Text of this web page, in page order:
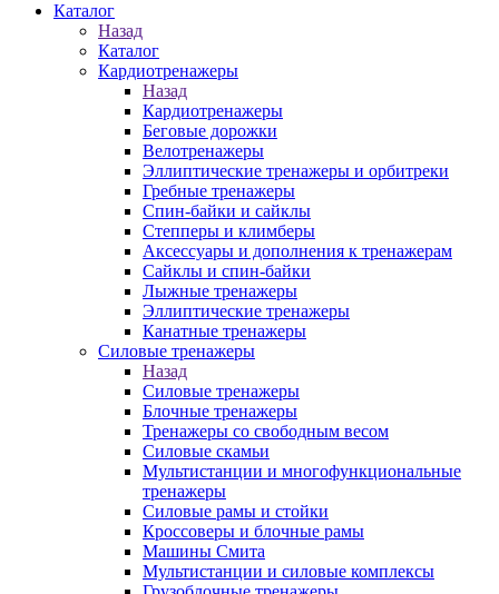
Каталог
Назад
Каталог
Кардиотренажеры
Назад
Кардиотренажеры
Беговые дорожки
Велотренажеры
Эллиптические тренажеры и орбитреки
Гребные тренажеры
Спин-байки и сайклы
Степперы и климберы
Аксессуары и дополнения к тренажерам
Сайклы и спин-байки
Лыжные тренажеры
Эллиптические тренажеры
Канатные тренажеры
Силовые тренажеры
Назад
Силовые тренажеры
Блочные тренажеры
Тренажеры со свободным весом
Силовые скамьи
Мультистанции и многофункциональные
тренажеры
Силовые рамы и стойки
Кроссоверы и блочные рамы
Машины Смита
Мультистанции и силовые комплексы